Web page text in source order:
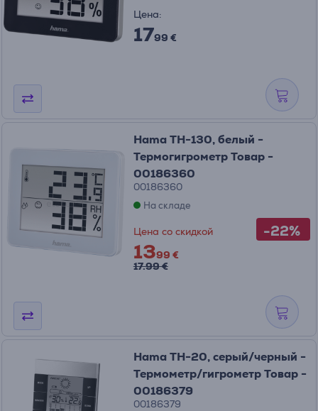
Цена:
1799 €
-22%
Hama TH-130, белый -
Термогигрометр Товар -
00186360
00186360
На складе
Цена со скидкой
1399 €
17.99 €
Hama TH-20, серый/черный -
Термометр/гигрометр Товар -
00186379
00186379